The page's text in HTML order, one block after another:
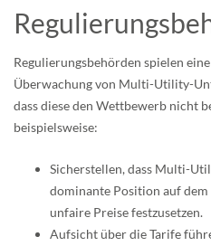
Regulierungsbehörden spielen
Überwachung von Multi-Utility-
dass diese den Wettbewerb nicht
beispielsweise:
Sicherstellen, dass Multi-
dominante Position auf
unfaire Preise festzusetzen.
Aufsicht über die Tarife